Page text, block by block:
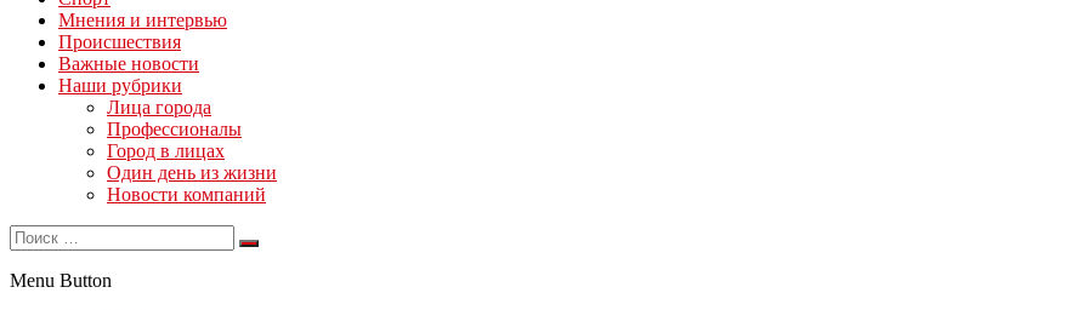
Мнения и интервью
Происшествия
Важные новости
Наши рубрики
Лица города
Профессионалы
Город в лицах
Один день из жизни
Новости компаний
Menu Button